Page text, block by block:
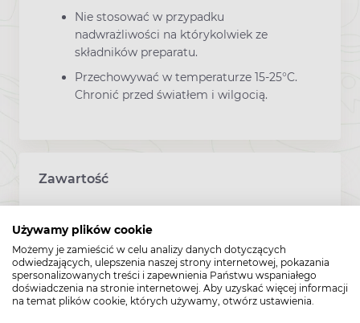
Używamy plików cookie
Możemy je zamieścić w celu analizy danych dotyczących
odwiedzających, ulepszenia naszej strony internetowej, pokazania
spersonalizowanych treści i zapewnienia Państwu wspaniałego
doświadczenia na stronie internetowej. Aby uzyskać więcej informacji
na temat plików cookie, których używamy, otwórz ustawienia.
Nie stosować w przypadku
nadwrażliwości na którykolwiek ze
składników preparatu.
Przechowywać w temperaturze 15-25°C.
Chronić przed światłem i wilgocią.
Zawartość
120 kapsułek
Producent:OLEOFARM